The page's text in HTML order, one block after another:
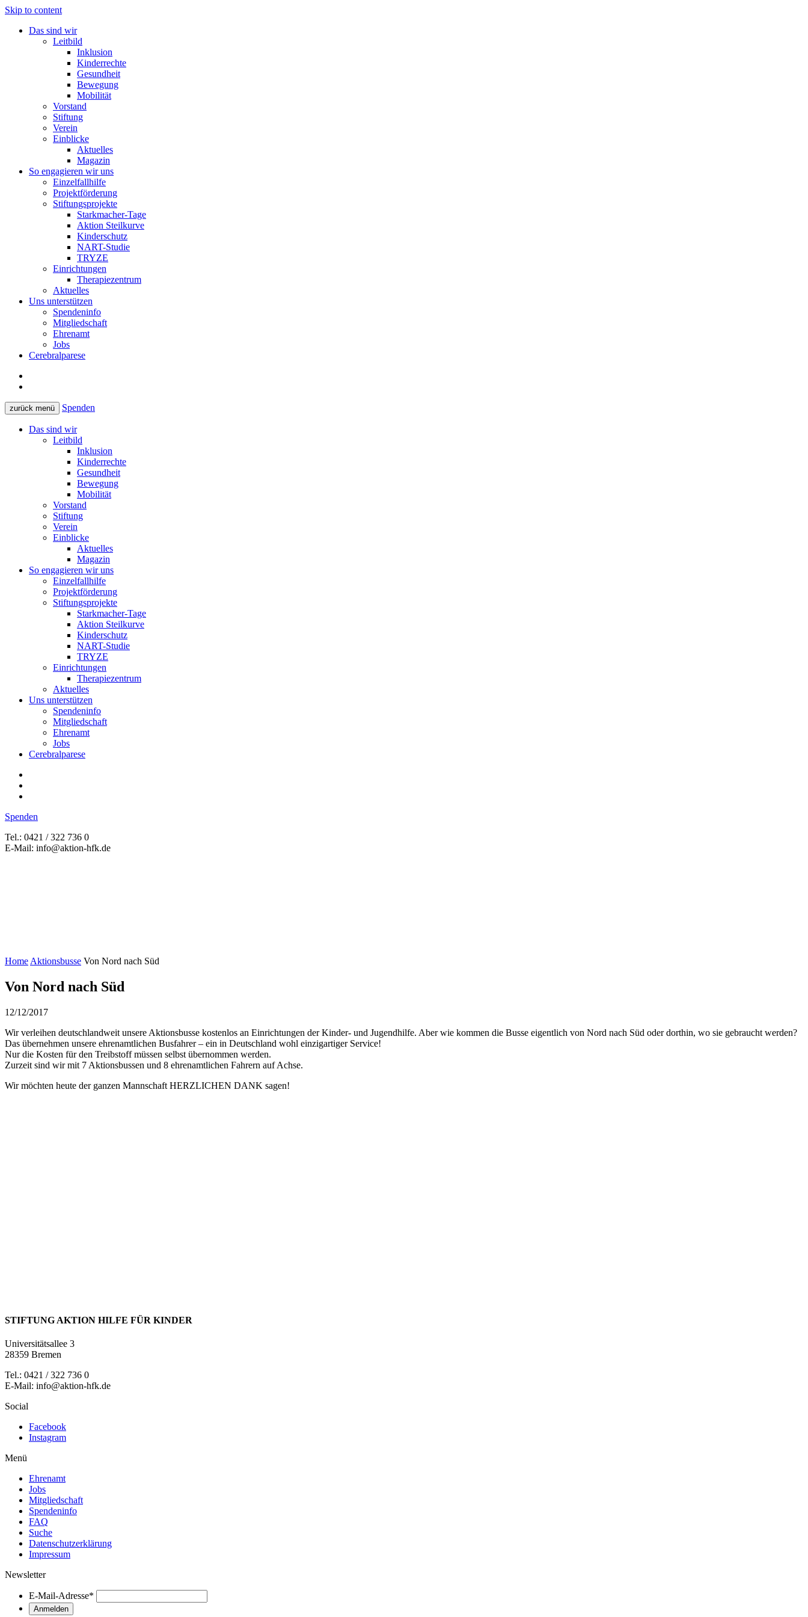
Skip to content
Das sind wir
Leitbild
Inklusion
Kinderrechte
Gesundheit
Bewegung
Mobilität
Vorstand
Stiftung
Verein
Einblicke
Aktuelles
Magazin
So engagieren wir uns
Einzelfallhilfe
Projektförderung
Stiftungsprojekte
Starkmacher-Tage
Aktion Steilkurve
Kinderschutz
NART-Studie
TRYZE
Einrichtungen
Therapiezentrum
Aktuelles
Uns unterstützen
Spendeninfo
Mitgliedschaft
Ehrenamt
Jobs
Cerebralparese
zurück menü Spenden
Das sind wir
Leitbild
Inklusion
Kinderrechte
Gesundheit
Bewegung
Mobilität
Vorstand
Stiftung
Verein
Einblicke
Aktuelles
Magazin
So engagieren wir uns
Einzelfallhilfe
Projektförderung
Stiftungsprojekte
Starkmacher-Tage
Aktion Steilkurve
Kinderschutz
NART-Studie
TRYZE
Einrichtungen
Therapiezentrum
Aktuelles
Uns unterstützen
Spendeninfo
Mitgliedschaft
Ehrenamt
Jobs
Cerebralparese
Spenden
Tel.: 0421 / 322 736 0
E-Mail: info@aktion-hfk.de
Home Aktionsbusse Von Nord nach Süd
Von Nord nach Süd
12/12/2017
Wir verleihen deutschlandweit unsere Aktionsbusse kostenlos an Einrichtungen der Kinder- und Jugendhilfe. Aber wie kommen die Busse eigentlich von Nord nach Süd oder dorthin, wo sie gebraucht werden?
Das übernehmen unsere ehrenamtlichen Busfahrer – ein in Deutschland wohl einzigartiger Service!
Nur die Kosten für den Treibstoff müssen selbst übernommen werden.
Zurzeit sind wir mit 7 Aktionsbussen und 8 ehrenamtlichen Fahrern auf Achse.
Wir möchten heute der ganzen Mannschaft HERZLICHEN DANK sagen!
STIFTUNG AKTION HILFE FÜR KINDER
Universitätsallee 3
28359 Bremen
Tel.: 0421 / 322 736 0
E-Mail: info@aktion-hfk.de
Social
Facebook
Instagram
Menü
Ehrenamt
Jobs
Mitgliedschaft
Spendeninfo
FAQ
Suche
Datenschutzerklärung
Impressum
Newsletter
E-Mail-Adresse*